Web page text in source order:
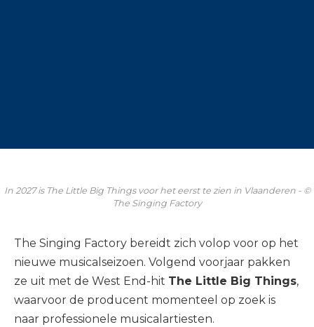
In 2027 is The Little Big Things voor het eerst te zien in Vlaanderen - ©
The Singing Factory
The Singing Factory bereidt zich volop voor op het
nieuwe musicalseizoen. Volgend voorjaar pakken
ze uit met de West End-hit The Little Big Things,
waarvoor de producent momenteel op zoek is
naar professionele musicalartiesten.